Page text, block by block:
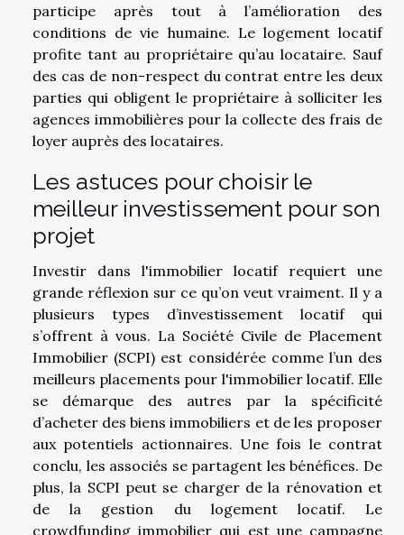
participe après tout à l’amélioration des
conditions de vie humaine. Le logement locatif
profite tant au propriétaire qu’au locataire. Sauf
des cas de non-respect du contrat entre les deux
parties qui obligent le propriétaire à solliciter les
agences immobilières pour la collecte des frais de
loyer auprès des locataires.
Les astuces pour choisir le
meilleur investissement pour son
projet
Investir dans l'immobilier locatif requiert une
grande réflexion sur ce qu’on veut vraiment. Il y a
plusieurs types d’investissement locatif qui
s’offrent à vous. La Société Civile de Placement
Immobilier (SCPI) est considérée comme l’un des
meilleurs placements pour l'immobilier locatif. Elle
se démarque des autres par la spécificité
d’acheter des biens immobiliers et de les proposer
aux potentiels actionnaires. Une fois le contrat
conclu, les associés se partagent les bénéfices. De
plus, la SCPI peut se charger de la rénovation et
de la gestion du logement locatif. Le
crowdfunding immobilier qui est une campagne